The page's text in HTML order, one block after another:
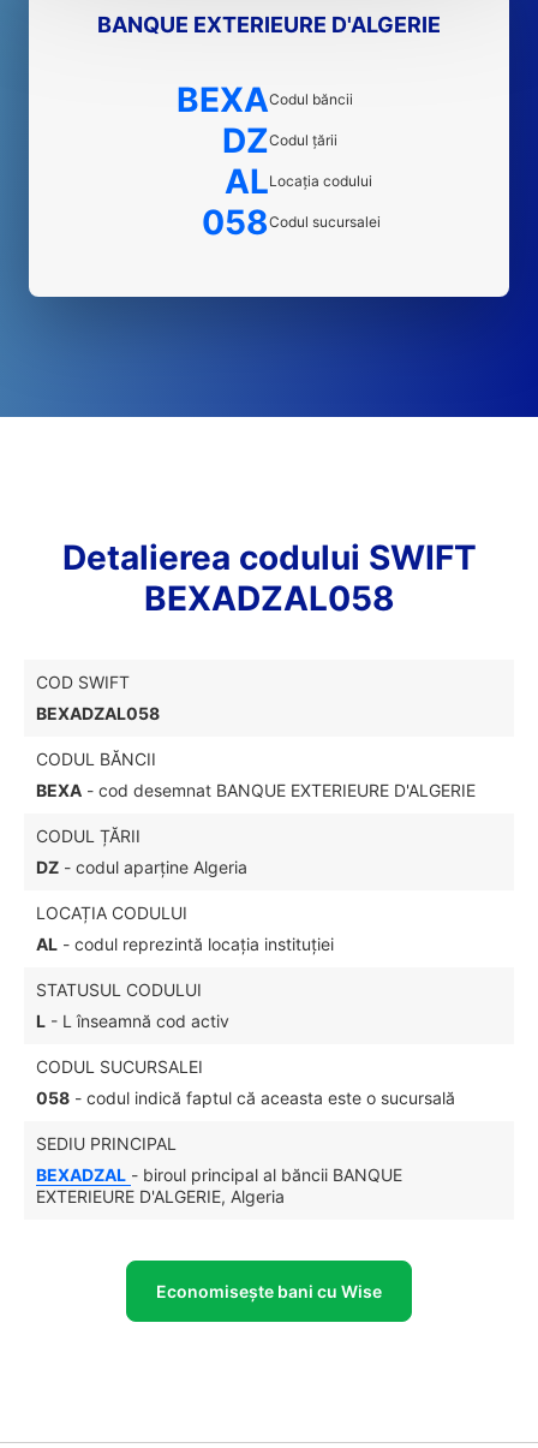
BANQUE EXTERIEURE D'ALGERIE
BEXACodul băncii
DZCodul țării
ALLocația codului
058Codul sucursalei
Detalierea codului SWIFT
BEXADZAL058
COD SWIFT
BEXADZAL058
CODUL BĂNCII
BEXA - cod desemnat BANQUE EXTERIEURE D'ALGERIE
CODUL ȚĂRII
DZ - codul aparține Algeria
LOCAȚIA CODULUI
AL - codul reprezintă locația instituției
STATUSUL CODULUI
L - L înseamnă cod activ
CODUL SUCURSALEI
058 - codul indică faptul că aceasta este o sucursală
SEDIU PRINCIPAL
BEXADZAL - biroul principal al băncii BANQUE
EXTERIEURE D'ALGERIE, Algeria
Economisește bani cu Wise